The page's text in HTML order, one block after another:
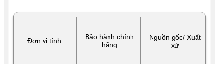
Đơn vị tính
Bảo hành chính
hãng
Nguồn gốc/ Xuất
xứ